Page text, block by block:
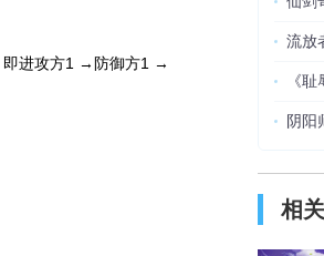
即进攻方1 →防御方1 →
《
相